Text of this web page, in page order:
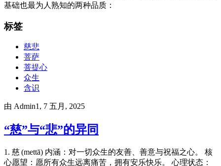
基础也最为人熟知的两种品质：
标签
慈悲
菩萨
菩提心
众生
含识
由 Admin1 , 7 五月, 2025
“慈”与“悲”的异同
1. 慈 (mettā) 内涵：对一切众生的友善、善意与祝福之心。 核
心愿望：愿所有众生远离痛苦，拥有安乐快乐。 心理状态：